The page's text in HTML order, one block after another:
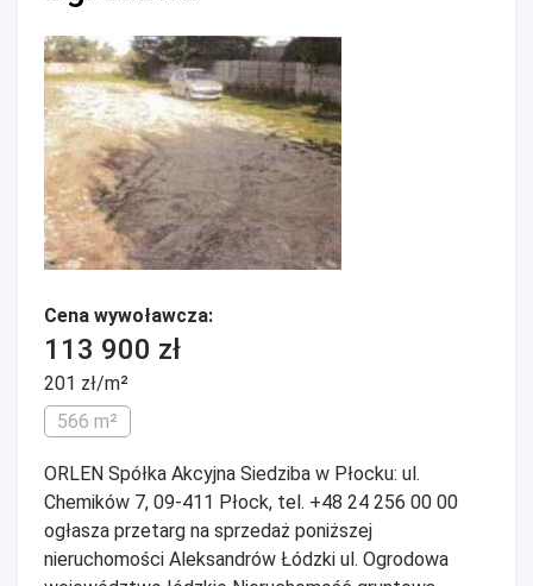
Cena wywoławcza:
113 900 zł
201 zł/m²
566 m²
ORLEN Spółka Akcyjna Siedziba w Płocku: ul.
Chemików 7, 09-411 Płock, tel. +48 24 256 00 00
ogłasza przetarg na sprzedaż poniższej
nieruchomości Aleksandrów Łódzki ul. Ogrodowa